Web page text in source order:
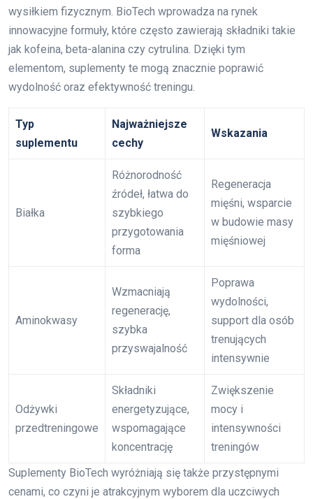
wysiłkiem fizycznym. BioTech wprowadza na rynek
innowacyjne formuły, które często zawierają składniki takie
jak kofeina, beta-alanina czy cytrulina. Dzięki tym
elementom, suplementy te mogą znacznie poprawić
wydolność oraz efektywność treningu.
Typ
suplementu
Najważniejsze
cechy
Wskazania
Białka
Różnorodność
źródeł, łatwa do
szybkiego
przygotowania
forma
Regeneracja
mięśni, wsparcie
w budowie masy
mięśniowej
Aminokwasy
Wzmacniają
regenerację,
szybka
przyswajalność
Poprawa
wydolności,
support dla osób
trenujących
intensywnie
Odżywki
przedtreningowe
Składniki
energetyzujące,
wspomagające
koncentrację
Zwiększenie
mocy i
intensywności
treningów
Suplementy BioTech wyróżniają się także przystępnymi
cenami, co czyni je atrakcyjnym wyborem dla uczciwych